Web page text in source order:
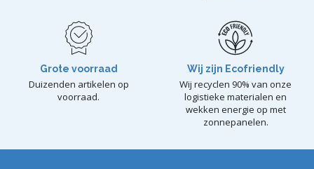
Grote voorraad
Duizenden artikelen op
voorraad.
Wij zijn Ecofriendly
Wij recyclen 90% van onze
logistieke materialen en
wekken energie op met
zonnepanelen.